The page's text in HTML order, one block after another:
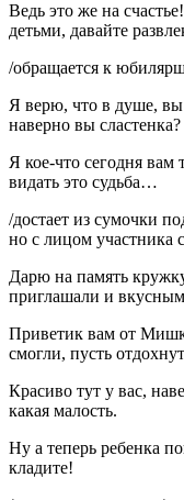
Ведь это же на
детьми, давайте
/обращается к
Я верю, что в душе, вы
наверно вы сластенка?
Я кое-что сегодня вам
видать это судьба…
/достает из сумочки
но с лицом участника
Дарю на память
приглашали и
Приветик вам от
смогли, пусть
Красиво тут у вас,
какая малость.
Ну а теперь ребенка
кладите!